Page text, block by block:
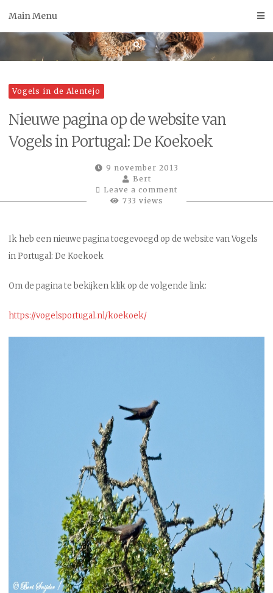
Main Menu
Vogels in de Alentejo
Nieuwe pagina op de website van
Vogels in Portugal: De Koekoek
9 november 2013
Bert
Leave a comment
733 views
Ik heb een nieuwe pagina toegevoegd op de website van Vogels
in Portugal: De Koekoek
Om de pagina te bekijken klik op de volgende link:
https://vogelsportugal.nl/koekoek/